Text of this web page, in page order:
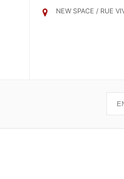
NEW SPACE / RUE